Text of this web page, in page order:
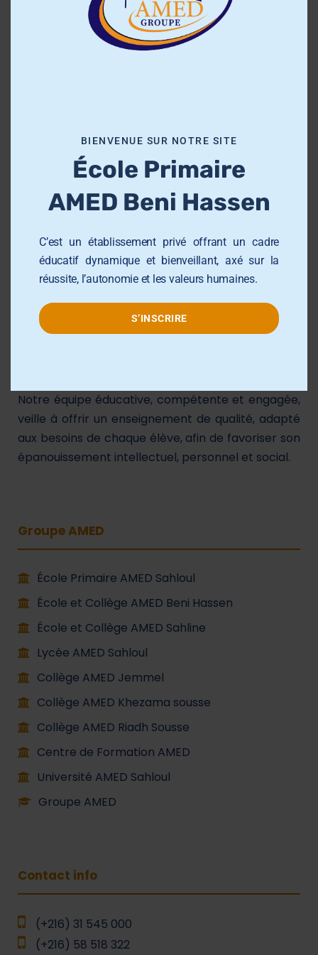
À propos de nous
établissement qui offre un cadre éducatif
dynamique, structuré et bienveillant.
De l’école primaire au collège, nous
accompagnons nos élèves dans leur parcours
scolaire avec une pédagogie moderne, axée sur la
Notre équipe éducative, compétente et engagée,
veille à offrir un enseignement de qualité, adapté
aux besoins de chaque élève, afin de favoriser son
épanouissement intellectuel, personnel et social.
Groupe AMED
École Primaire AMED Sahloul
École et Collège AMED Beni Hassen
École et Collège AMED Sahline
Lycée AMED Sahloul
Collège AMED Jemmel
Collège AMED Khezama sousse
Collège AMED Riadh Sousse
Centre de Formation AMED
Université AMED Sahloul
Groupe AMED
Contact info
(+216) 31 545 000
(+216) 58 518 322
BIENVENUE SUR NOTRE SITE
École Primaire
AMED Beni Hassen
C’est un établissement privé offrant un cadre
éducatif dynamique et bienveillant, axé sur la
réussite, l’autonomie et les valeurs humaines.
S’INSCRIRE